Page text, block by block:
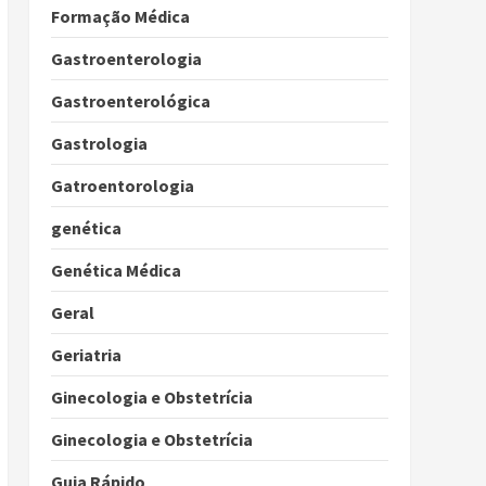
Formação Médica
Gastroenterologia
Gastroenterológica
Gastrologia
Gatroentorologia
genética
Genética Médica
Geral
Geriatria
Ginecologia e Obstetrícia
Ginecologia e Obstetrícia